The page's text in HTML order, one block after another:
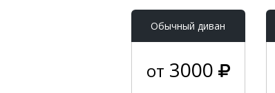
Обычный диван
от 3000